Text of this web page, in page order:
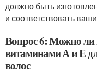
должно быть
и соответствовать
Вопрос 6: Можно ли
витаминами А и Е
волос